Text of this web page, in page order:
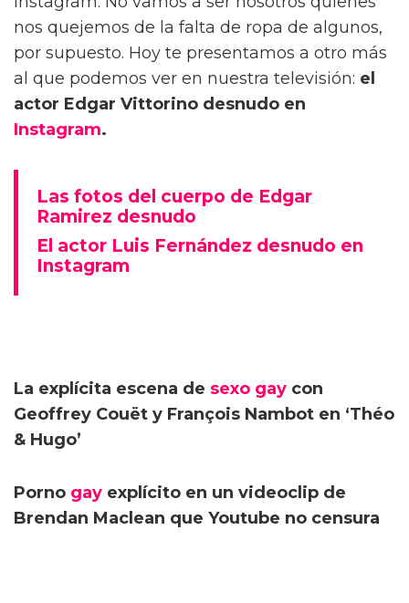
nos quejemos de la falta de ropa de algunos,
por supuesto. Hoy te presentamos a otro más
al que podemos ver en nuestra televisión: el
actor Edgar Vittorino desnudo en
Instagram.
Las fotos del cuerpo de Edgar
Ramirez desnudo
El actor Luis Fernández desnudo en
Instagram
La explícita escena de sexo gay con
Geoffrey Couët y François Nambot en ‘Théo
& Hugo’
Porno gay explícito en un videoclip de
Brendan Maclean que Youtube no censura